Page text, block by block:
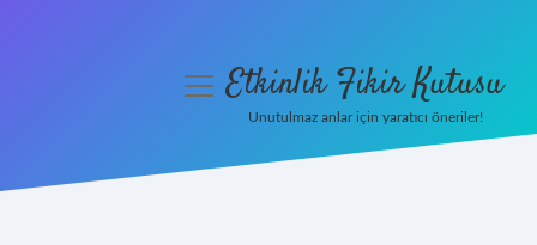
menüyüEtkinlik Fikir Kutusu
Unutulmaz anlar için yaratıcı öneriler!